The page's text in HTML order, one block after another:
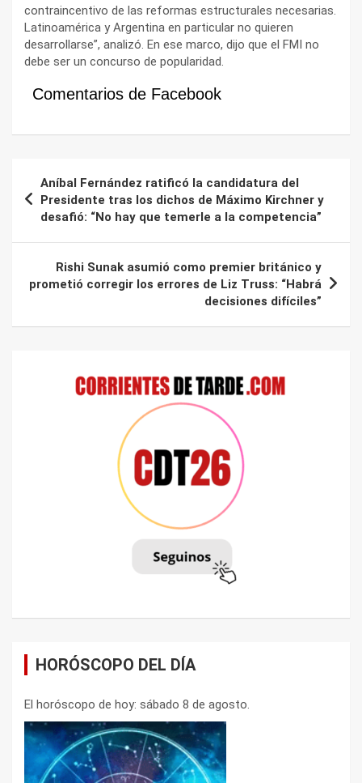
contraincentivo de las reformas estructurales necesarias.
Latinoamérica y Argentina en particular no quieren
desarrollarse”, analizó. En ese marco, dijo que el FMI no
debe ser un concurso de popularidad.
Comentarios de Facebook
de
entradas
Aníbal Fernández ratificó la candidatura del
Presidente tras los dichos de Máximo Kirchner y
desafió: “No hay que temerle a la competencia”
Rishi Sunak asumió como premier británico y
prometió corregir los errores de Liz Truss: “Habrá
decisiones difíciles”
HORÓSCOPO DEL DÍA
El horóscopo de hoy: sábado 8 de agosto.